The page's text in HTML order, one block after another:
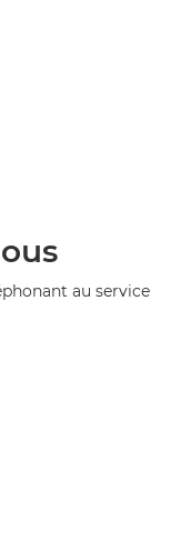
au service